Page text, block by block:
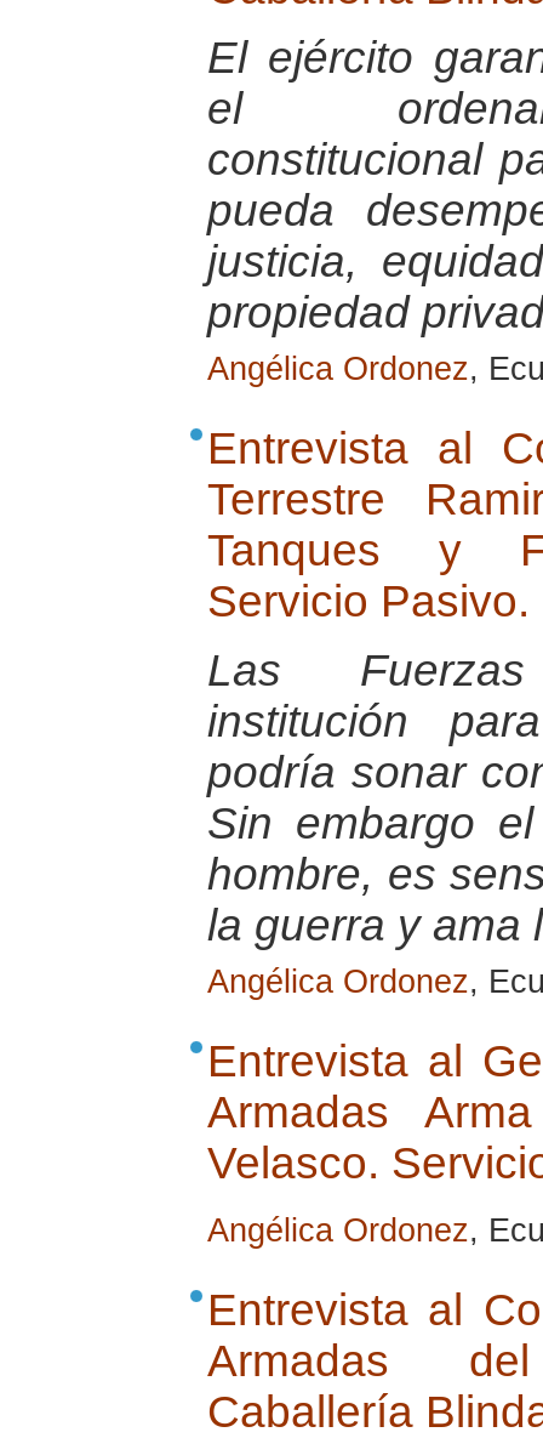
El ejército
el
constitucional
pueda
justicia,
propiedad
Angélica Ordonez,
Entrevista al
Terrestre
Tanques y
Servicio Pasivo.
Las
institución
podría sonar
Sin embargo
hombre, es
la guerra y ama
Angélica Ordonez,
Entrevista al
Armadas
Velasco.
Angélica Ordonez,
Entrevista al
Armadas
Caballería